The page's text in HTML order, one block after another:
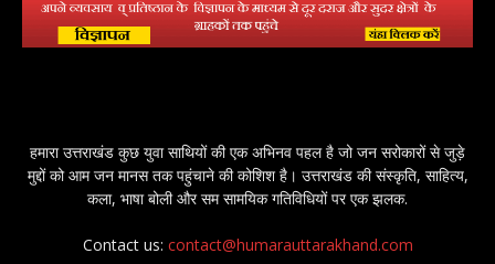
हमारा उत्तराखंड कुछ युवा साथियों की एक अभिनव पहल है जो जन सरोकारों से जुड़े
मुद्दों को आम जन मानस तक पहुंचाने की कोशिश है। उत्तराखंड की संस्कृति, साहित्य,
कला, भाषा बोली और सम सामयिक गतिविधियों पर एक झलक.
Contact us: contact@humarauttarakhand.com